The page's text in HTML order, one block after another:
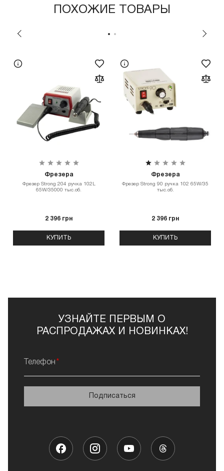
ПОХОЖИЕ ТОВАРЫ
Фрезера
Фрезер Strong 204 ручка 102L
65W/35000 тыс.об.
2 396 грн
КУПИТЬ
Фрезера
Фрезер Strong 90 ручка 102 65W/35
тыс.об.
2 396 грн
КУПИТЬ
УЗНАЙТЕ ПЕРВЫМ О
РАСПРОДАЖАХ И НОВИНКАХ!
Телефон
Подписаться